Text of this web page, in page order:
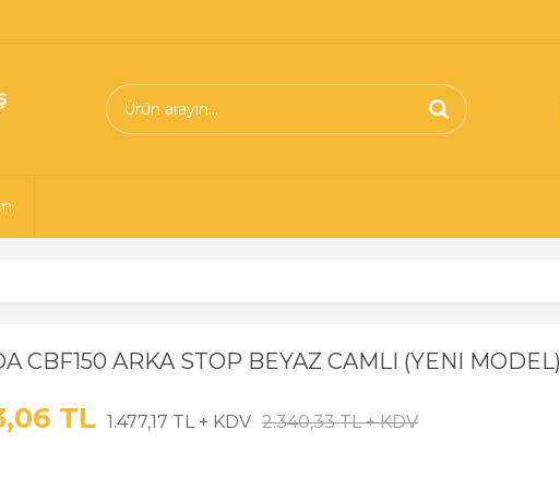
CBF150 ARKA STOP BEYAZ CAMLI (YENI MODEL)
TL 1.477,17 TL + KDV 2.340,33 TL + KDV